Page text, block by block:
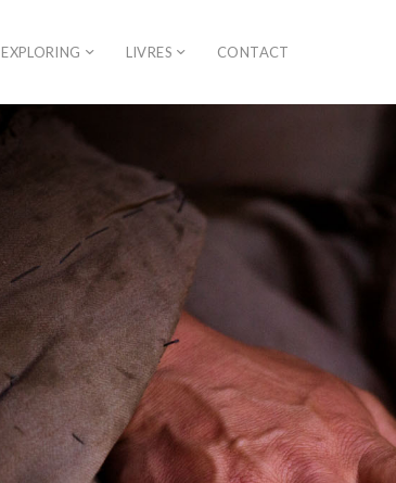
EXPLORING LIVRES CONTACT